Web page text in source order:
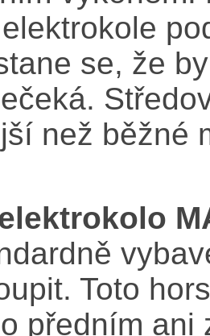
se, že
než běžné
Toto
předním ani